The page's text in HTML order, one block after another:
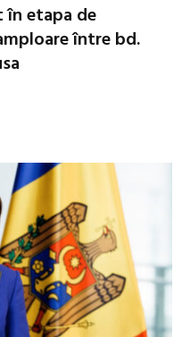
în etapa de
între bd.